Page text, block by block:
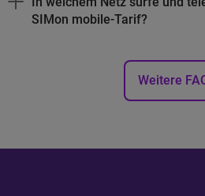
SIMon mobile-Tarif?
Weitere